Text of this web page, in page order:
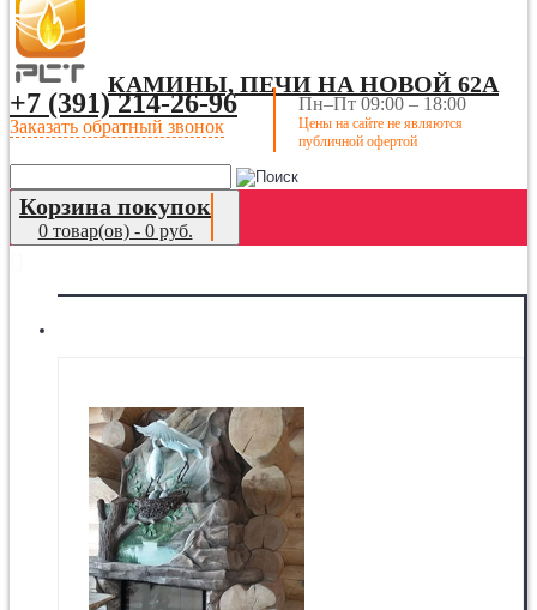
КАМИНЫ, ПЕЧИ НА НОВОЙ 62А
+7 (391) 214-26-96
Заказать обратный звонок
Пн–Пт 09:00 – 18:00
Цены на сайте не являются
публичной офертой
Корзина покупок
0 товар(ов) - 0 руб.